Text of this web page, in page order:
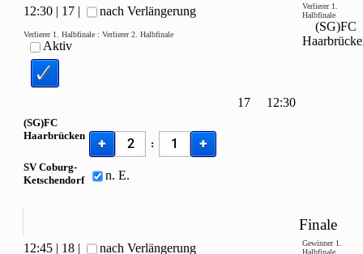
12:30 | 17 | nach Verlängerung
Verlierer 1. Halbfinale : Verlierer2. Halbfinale
Aktiv
(SG)FC
Haarbrücken
SV Coburg-
Ketschendorf
+ : +
n. E.
17 12:30
Verlierer 1.
Halbfinale
(SG)FC
Finale
12:45 | 18 | nach Verlängerung Gewinner 1.
Halbfinale